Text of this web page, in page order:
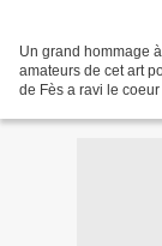
Un grand hommage
amateurs de cet art
de Fès a ravi le